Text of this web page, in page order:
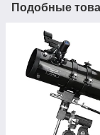
Подобные